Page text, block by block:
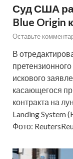
Суд США
Blue Origin
Оставьте
В
искового
касающегося
контракта на
Landing System
Фото: